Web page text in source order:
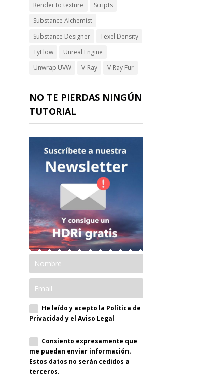
Render to texture
Scripts
Substance Alchemist
Substance Designer
Texel Density
TyFlow
Unreal Engine
Unwrap UVW
V-Ray V-Ray Fur
NO TE PIERDAS NINGÚN
TUTORIAL
He leído y acepto la Política de
Privacidad y el Aviso Legal
Consiento expresamente que
me puedan enviar información.
Estos datos no serán cedidos a
terceros.